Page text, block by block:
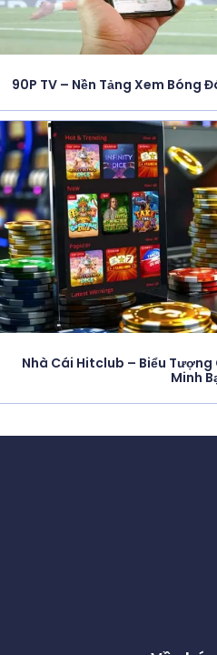
90P TV – Nền Tảng Xem Bóng
Nhà Cái Hitclub – Biểu
Minh